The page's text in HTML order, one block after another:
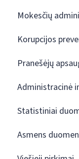
Mokesčių
Korupcijos
Pranešėjų
Administracinė
Statistiniai
Asmens